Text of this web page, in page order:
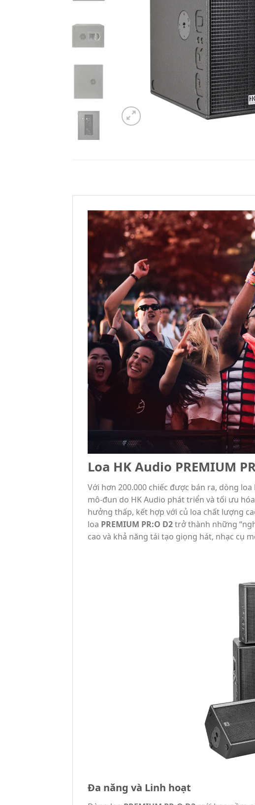
Loa HK Audio PREMIUM
Với hơn 200.000 chiếc được bán ra, dòng loa
mô-đun do HK Audio phát triển và tối ưu
hưởng thấp, kết hợp với củ loa chất lượng
loa PREMIUM PR:O D2trở thành những
cao và khả năng tái tạo giọng hát, nhạc cụ
Đa năng và Linh hoạt